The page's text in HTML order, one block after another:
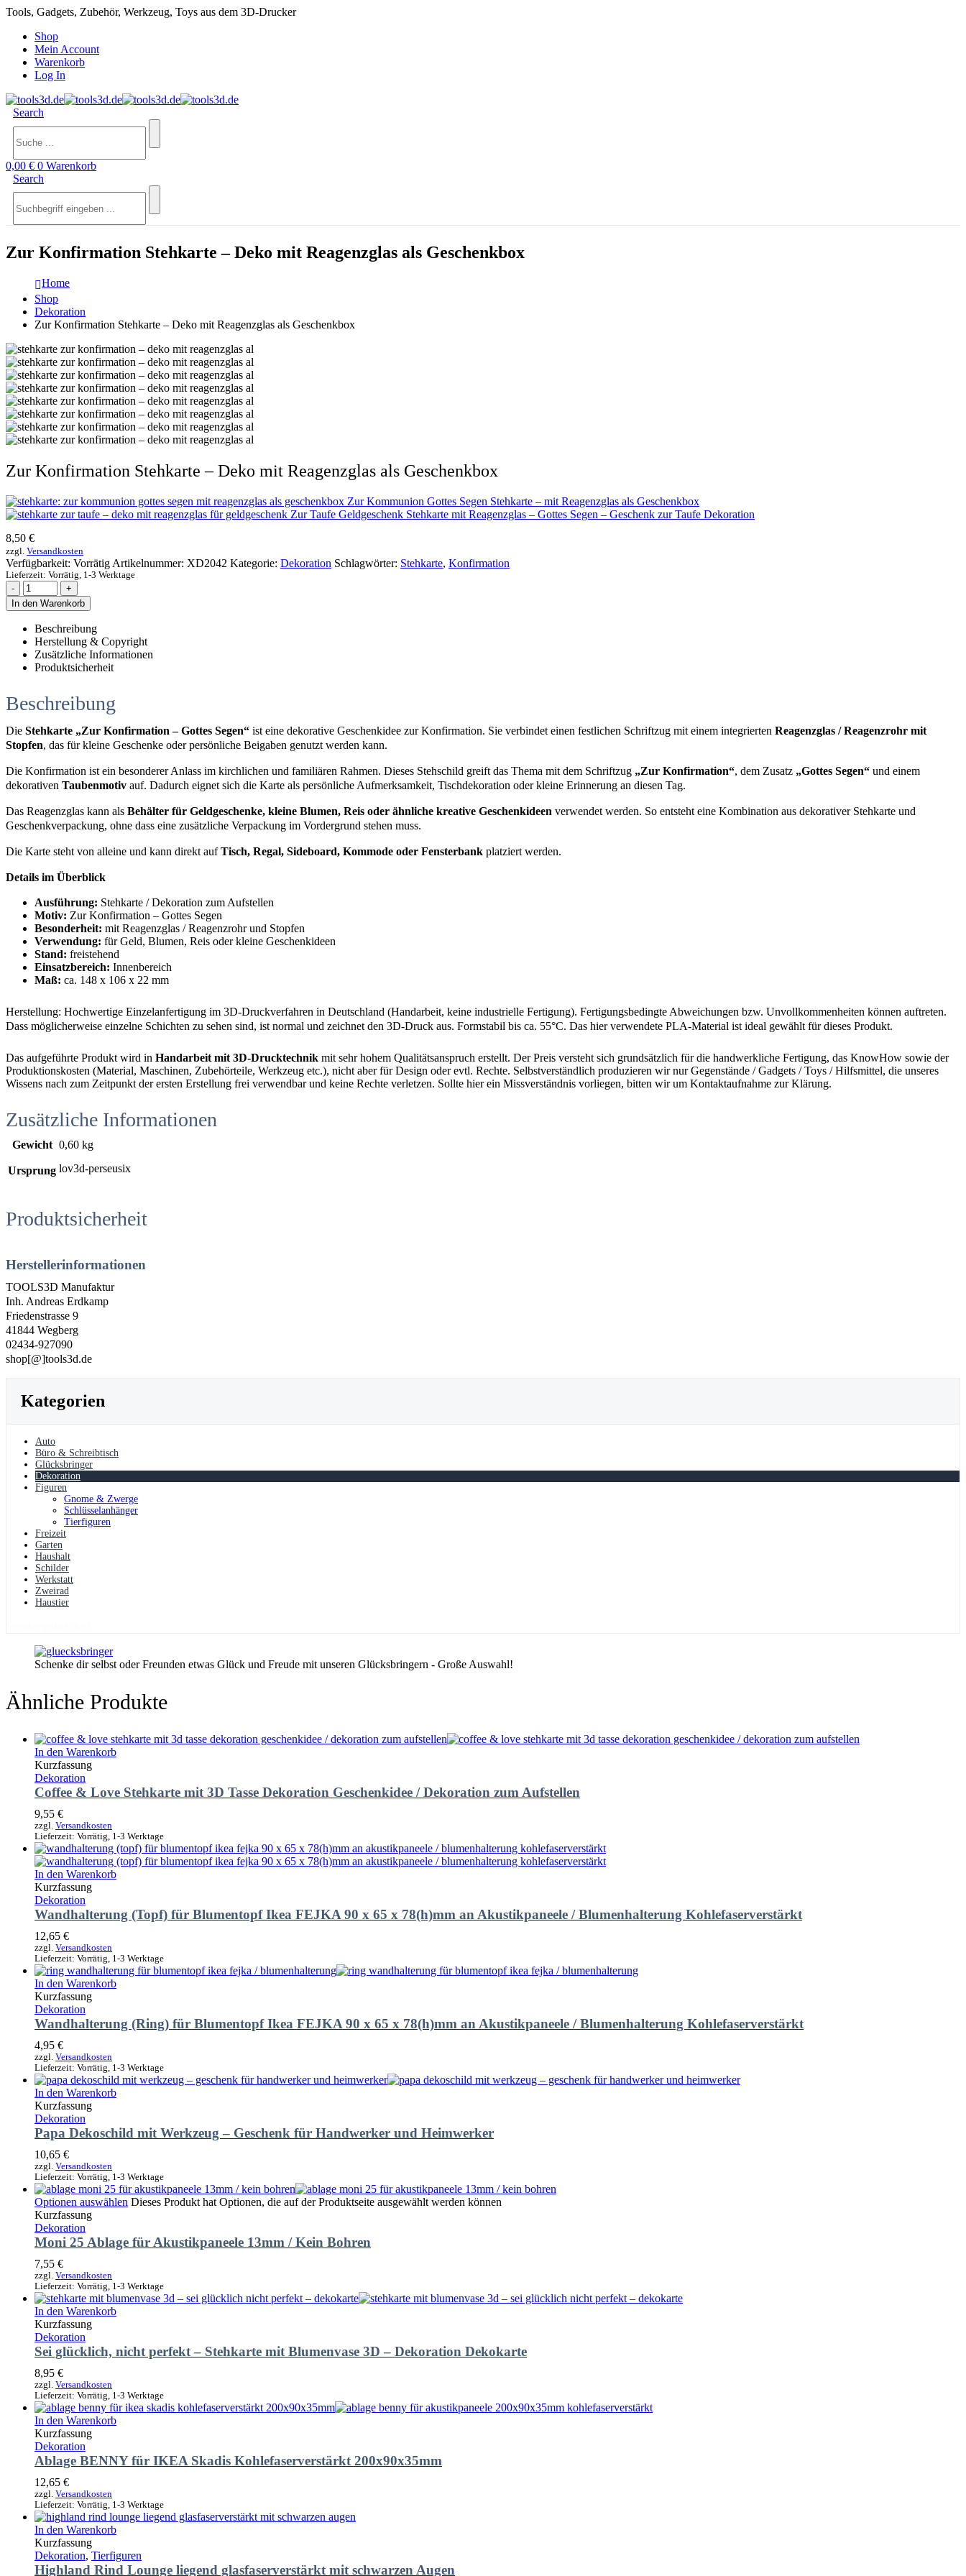
Tools, Gadgets, Zubehör, Werkzeug, Toys aus dem 3D-Drucker
Shop
Mein Account
Warenkorb
Log In
Search
0,00 € 0 Warenkorb
Search
Zur Konfirmation Stehkarte – Deko mit Reagenzglas als Geschenkbox
Home
Shop
Dekoration
Zur Konfirmation Stehkarte – Deko mit Reagenzglas als Geschenkbox
Zur Konfirmation Stehkarte – Deko mit Reagenzglas als Geschenkbox
Zur Kommunion Gottes Segen Stehkarte – mit Reagenzglas als Geschenkbox
Zur Taufe Geldgeschenk Stehkarte mit Reagenzglas – Gottes Segen – Geschenk zur Taufe Dekoration
8,50 €
zzgl. Versandkosten
Verfügbarkeit: Vorrätig Artikelnummer: XD2042 Kategorie: Dekoration Schlagwörter: Stehkarte, Konfirmation
Lieferzeit: Vorrätig, 1-3 Werktage
-
+
In den Warenkorb
Beschreibung
Herstellung & Copyright
Zusätzliche Informationen
Produktsicherheit
Beschreibung
Die Stehkarte „Zur Konfirmation – Gottes Segen“ ist eine dekorative Geschenkidee zur Konfirmation. Sie verbindet einen festlichen Schriftzug mit einem integrierten Reagenzglas / Reagenzrohr mit
Stopfen, das für kleine Geschenke oder persönliche Beigaben genutzt werden kann.
Die Konfirmation ist ein besonderer Anlass im kirchlichen und familiären Rahmen. Dieses Stehschild greift das Thema mit dem Schriftzug „Zur Konfirmation“, dem Zusatz „Gottes Segen“ und einem
dekorativen Taubenmotiv auf. Dadurch eignet sich die Karte als persönliche Aufmerksamkeit, Tischdekoration oder kleine Erinnerung an diesen Tag.
Das Reagenzglas kann als Behälter für Geldgeschenke, kleine Blumen, Reis oder ähnliche kreative Geschenkideen verwendet werden. So entsteht eine Kombination aus dekorativer Stehkarte und
Geschenkverpackung, ohne dass eine zusätzliche Verpackung im Vordergrund stehen muss.
Die Karte steht von alleine und kann direkt aufTisch, Regal, Sideboard, Kommode oder Fensterbank platziert werden.
Details im Überblick
Ausführung: Stehkarte / Dekoration zum Aufstellen
Motiv: Zur Konfirmation – Gottes Segen
Besonderheit: mit Reagenzglas / Reagenzrohr und Stopfen
Verwendung: für Geld, Blumen, Reis oder kleine Geschenkideen
Stand: freistehend
Einsatzbereich: Innenbereich
Maß: ca. 148 x 106 x 22 mm
Herstellung: Hochwertige Einzelanfertigung im 3D-Druckverfahren in Deutschland (Handarbeit, keine industrielle Fertigung). Fertigungsbedingte Abweichungen bzw. Unvollkommenheiten können auftreten.
Dass möglicherweise einzelne Schichten zu sehen sind, ist normal und zeichnet den 3D-Druck aus. Formstabil bis ca. 55°C. Das hier verwendete PLA-Material ist ideal gewählt für dieses Produkt.
Das aufgeführte Produkt wird in Handarbeit mit 3D-Drucktechnik mit sehr hohem Qualitätsanspruch erstellt. Der Preis versteht sich grundsätzlich für die handwerkliche Fertigung, das KnowHow sowie der
Produktionskosten (Material, Maschinen, Zubehörteile, Werkzeug etc.), nicht aber für Design oder evtl. Rechte. Selbstverständlich produzieren wir nur Gegenstände / Gadgets / Toys / Hilfsmittel, die unseres
Wissens nach zum Zeitpunkt der ersten Erstellung frei verwendbar und keine Rechte verletzen. Sollte hier ein Missverständnis vorliegen, bitten wir um Kontaktaufnahme zur Klärung.
Zusätzliche Informationen
Gewicht 0,60 kg
Ursprung lov3d-perseusix
Produktsicherheit
Herstellerinformationen
TOOLS3D Manufaktur
Inh. Andreas Erdkamp
Friedenstrasse 9
41844 Wegberg
02434-927090
shop[@]tools3d.de
Kategorien
Auto
Büro & Schreibtisch
Glücksbringer
Dekoration
Figuren
Gnome & Zwerge
Schlüsselanhänger
Tierfiguren
Freizeit
Garten
Haushalt
Schilder
Werkstatt
Zweirad
Haustier
Schenke dir selbst oder Freunden etwas Glück und Freude mit unseren Glücksbringern - Große Auswahl!
Ähnliche Produkte
In den Warenkorb
Kurzfassung
Dekoration
Coffee & Love Stehkarte mit 3D Tasse Dekoration Geschenkidee / Dekoration zum Aufstellen
9,55 €
zzgl. Versandkosten
Lieferzeit: Vorrätig, 1-3 Werktage
In den Warenkorb
Kurzfassung
Dekoration
Wandhalterung (Topf) für Blumentopf Ikea FEJKA 90 x 65 x 78(h)mm an Akustikpaneele / Blumenhalterung Kohlefaserverstärkt
12,65 €
zzgl. Versandkosten
Lieferzeit: Vorrätig, 1-3 Werktage
In den Warenkorb
Kurzfassung
Dekoration
Wandhalterung (Ring) für Blumentopf Ikea FEJKA 90 x 65 x 78(h)mm an Akustikpaneele / Blumenhalterung Kohlefaserverstärkt
4,95 €
zzgl. Versandkosten
Lieferzeit: Vorrätig, 1-3 Werktage
In den Warenkorb
Kurzfassung
Dekoration
Papa Dekoschild mit Werkzeug – Geschenk für Handwerker und Heimwerker
10,65 €
zzgl. Versandkosten
Lieferzeit: Vorrätig, 1-3 Werktage
Optionen auswählen Dieses Produkt hat Optionen, die auf der Produktseite ausgewählt werden können
Kurzfassung
Dekoration
Moni 25 Ablage für Akustikpaneele 13mm / Kein Bohren
7,55 €
zzgl. Versandkosten
Lieferzeit: Vorrätig, 1-3 Werktage
In den Warenkorb
Kurzfassung
Dekoration
Sei glücklich, nicht perfekt – Stehkarte mit Blumenvase 3D – Dekoration Dekokarte
8,95 €
zzgl. Versandkosten
Lieferzeit: Vorrätig, 1-3 Werktage
In den Warenkorb
Kurzfassung
Dekoration
Ablage BENNY für IKEA Skadis Kohlefaserverstärkt 200x90x35mm
12,65 €
zzgl. Versandkosten
Lieferzeit: Vorrätig, 1-3 Werktage
In den Warenkorb
Kurzfassung
Dekoration, Tierfiguren
Highland Rind Lounge liegend glasfaserverstärkt mit schwarzen Augen